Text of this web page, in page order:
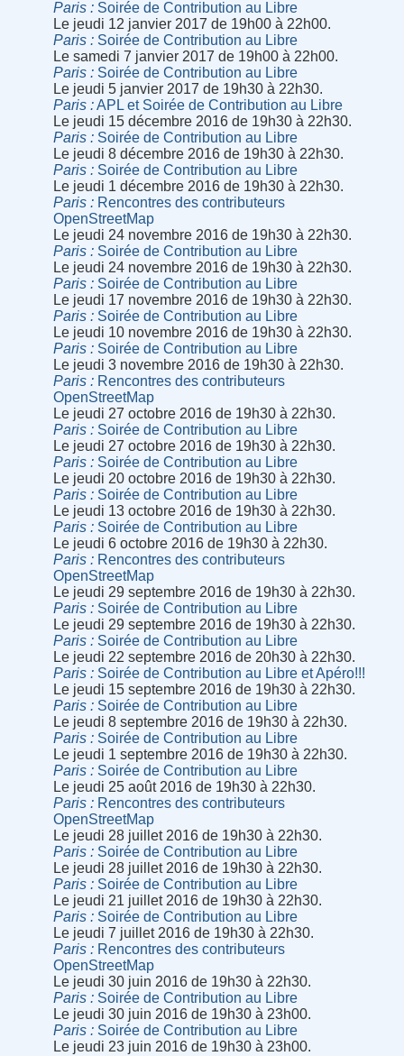
Paris
Soirée de Contribution au Libre
Le jeudi 12 janvier 2017 de 19h00 à 22h00.
Paris
Soirée de Contribution au Libre
Le samedi 7 janvier 2017 de 19h00 à 22h00.
Paris
Soirée de Contribution au Libre
Le jeudi 5 janvier 2017 de 19h30 à 22h30.
Paris
APL et Soirée de Contribution au Libre
Le jeudi 15 décembre 2016 de 19h30 à 22h30.
Paris
Soirée de Contribution au Libre
Le jeudi 8 décembre 2016 de 19h30 à 22h30.
Paris
Soirée de Contribution au Libre
Le jeudi 1 décembre 2016 de 19h30 à 22h30.
Paris
Rencontres des contributeurs
OpenStreetMap
Le jeudi 24 novembre 2016 de 19h30 à 22h30.
Paris
Soirée de Contribution au Libre
Le jeudi 24 novembre 2016 de 19h30 à 22h30.
Paris
Soirée de Contribution au Libre
Le jeudi 17 novembre 2016 de 19h30 à 22h30.
Paris
Soirée de Contribution au Libre
Le jeudi 10 novembre 2016 de 19h30 à 22h30.
Paris
Soirée de Contribution au Libre
Le jeudi 3 novembre 2016 de 19h30 à 22h30.
Paris
Rencontres des contributeurs
OpenStreetMap
Le jeudi 27 octobre 2016 de 19h30 à 22h30.
Paris
Soirée de Contribution au Libre
Le jeudi 27 octobre 2016 de 19h30 à 22h30.
Paris
Soirée de Contribution au Libre
Le jeudi 20 octobre 2016 de 19h30 à 22h30.
Paris
Soirée de Contribution au Libre
Le jeudi 13 octobre 2016 de 19h30 à 22h30.
Paris
Soirée de Contribution au Libre
Le jeudi 6 octobre 2016 de 19h30 à 22h30.
Paris
Rencontres des contributeurs
OpenStreetMap
Le jeudi 29 septembre 2016 de 19h30 à 22h30.
Paris
Soirée de Contribution au Libre
Le jeudi 29 septembre 2016 de 19h30 à 22h30.
Paris
Soirée de Contribution au Libre
Le jeudi 22 septembre 2016 de 20h30 à 22h30.
Paris
Soirée de Contribution au Libre et Apéro!!!
Le jeudi 15 septembre 2016 de 19h30 à 22h30.
Paris
Soirée de Contribution au Libre
Le jeudi 8 septembre 2016 de 19h30 à 22h30.
Paris
Soirée de Contribution au Libre
Le jeudi 1 septembre 2016 de 19h30 à 22h30.
Paris
Soirée de Contribution au Libre
Le jeudi 25 août 2016 de 19h30 à 22h30.
Paris
Rencontres des contributeurs
OpenStreetMap
Le jeudi 28 juillet 2016 de 19h30 à 22h30.
Paris
Soirée de Contribution au Libre
Le jeudi 28 juillet 2016 de 19h30 à 22h30.
Paris
Soirée de Contribution au Libre
Le jeudi 21 juillet 2016 de 19h30 à 22h30.
Paris
Soirée de Contribution au Libre
Le jeudi 7 juillet 2016 de 19h30 à 22h30.
Paris
Rencontres des contributeurs
OpenStreetMap
Le jeudi 30 juin 2016 de 19h30 à 22h30.
Paris
Soirée de Contribution au Libre
Le jeudi 30 juin 2016 de 19h30 à 23h00.
Paris
Soirée de Contribution au Libre
Le jeudi 23 juin 2016 de 19h30 à 23h00.